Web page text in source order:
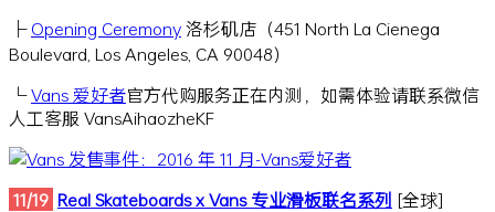
├Opening Ceremony洛杉矶店（451 North La Cienega
Boulevard, Los Angeles, CA 90048）
└Vans 爱好者官方代购服务正在内测，如需体验请联系微信
人工客服 VansAihaozheKF
11/19 Real Skateboards x Vans 专业滑板联名系列 [全球]